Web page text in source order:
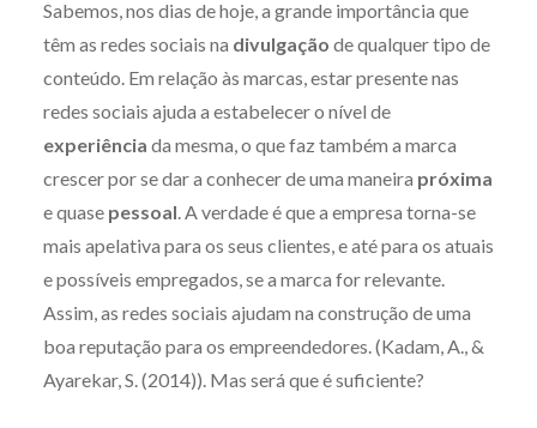
Sabemos, nos dias de hoje, a grande importância que
têm as redes sociais na divulgação de qualquer tipo de
conteúdo. Em relação às marcas, estar presente nas
redes sociais ajuda a estabelecer o nível de
experiência da mesma, o que faz também a marca
crescer por se dar a conhecer de uma maneira próxima
e quase pessoal . A verdade é que a empresa torna-se
mais apelativa para os seus clientes, e até para os atuais
e possíveis empregados, se a marca for relevante.
Assim, as redes sociais ajudam na construção de uma
boa reputação para os empreendedores. (Kadam, A., &
Ayarekar, S. (2014)). Mas será que é suficiente?